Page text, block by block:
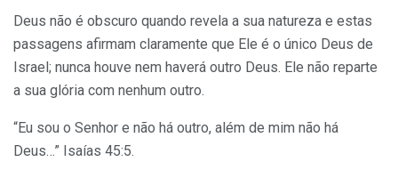
Deus não é obscuro quando revela a sua natureza e estas
passagens afirmam claramente que Ele é o único Deus de
Israel; nunca houve nem haverá outro Deus. Ele não reparte
a sua glória com nenhum outro.
“Eu sou o Senhor e não há outro, além de mim não há
Deus…” Isaías 45:5.